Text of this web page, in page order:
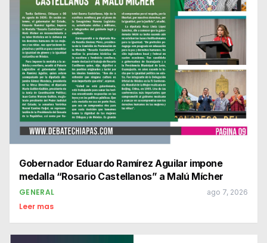
Gobernador Eduardo Ramírez Aguilar impone
medalla “Rosario Castellanos” a Malú Mícher
GENERAL ago 7, 2026
Leer mas